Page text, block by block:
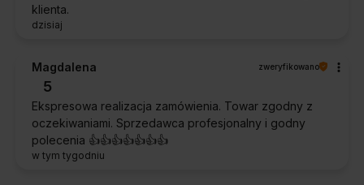
klienta.
dzisiaj
Magdalena zweryfikowano
5
Ekspresowa realizacja zamówienia. Towar zgodny z
oczekiwaniami. Sprzedawca profesjonalny i godny
polecenia 👍️👍️👍️👍️👍️👍️👍️
w tym tygodniu